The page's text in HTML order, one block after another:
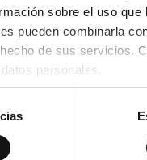
sobre el uso
pueden combinarla
personales.